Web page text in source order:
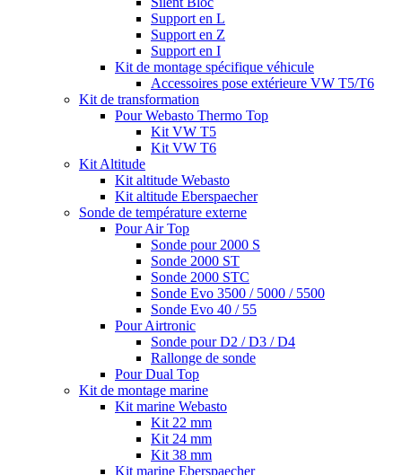
Support en L
Support en Z
Support en I
Kit de montage spécifique véhicule
Accessoires pose extérieure VW T5/T6
Kit de transformation
Pour Webasto Thermo Top
Kit VW T5
Kit VW T6
Kit Altitude
Kit altitude Webasto
Kit altitude Eberspaecher
Sonde de température externe
Pour Air Top
Sonde pour 2000 S
Sonde 2000 ST
Sonde 2000 STC
Sonde Evo 3500 / 5000 / 5500
Sonde Evo 40 / 55
Pour Airtronic
Sonde pour D2 / D3 / D4
Rallonge de sonde
Pour Dual Top
Kit de montage marine
Kit marine Webasto
Kit 22 mm
Kit 24 mm
Kit 38 mm
Kit marine Eberspaecher